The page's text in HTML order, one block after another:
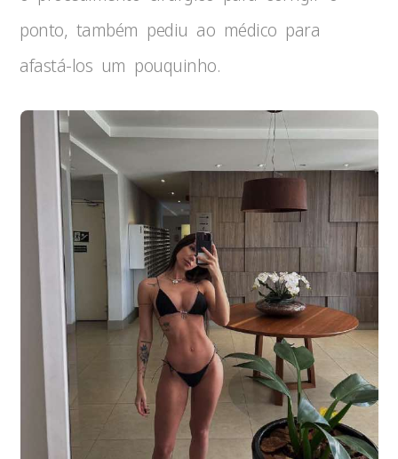
ponto, também pediu ao médico para
afastá-los um pouquinho.